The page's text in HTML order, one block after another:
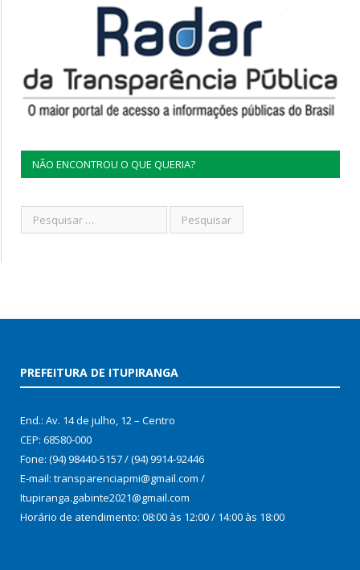
NÃO ENCONTROU O QUE QUERIA?
PREFEITURA DE ITUPIRANGA
End.: Av. 14 de julho, 12 – Centro
CEP: 68580-000
Fone: (94) 98440-5157 / (94) 9914-92446
E-mail: transparenciapmi@gmail.com /
Itupiranga.gabinte2021@gmail.com
Horário de atendimento: 08:00 às 12:00 / 14:00 às 18:00